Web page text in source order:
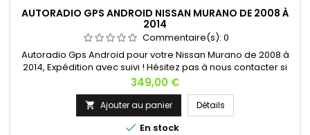
AUTORADIO GPS ANDROID NISSAN MURANO DE 2008 À
2014
Commentaire(s): 0
Autoradio Gps Android pour votre Nissan Murano de 2008 à
2014, Expédition avec suivi ! Hésitez pas à nous contacter si
vous avez une question !
Prix
349,00 €
 Ajouter au panier Détails
 En stock